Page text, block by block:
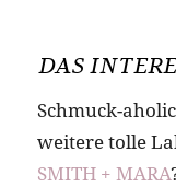
DAS
Schmuck-
weitere tolle
SMITH + MARA